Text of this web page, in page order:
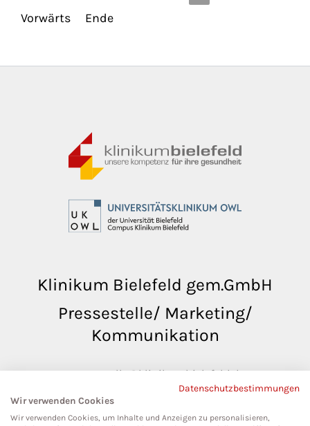
Vorwärts
Ende
Klinikum Bielefeld gem.GmbH
Pressestelle/ Marketing/
Kommunikation
pressestelle@klinikumbielefeld.de
Teutoburger Str. 50
33604 Bielefeld
Datenschutzbestimmungen
Wir verwenden Cookies
Wir verwenden Cookies, um Inhalte und Anzeigen zu personalisieren,